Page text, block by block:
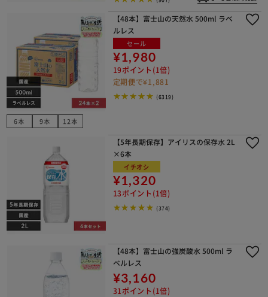
6本 9本 12本
【48本】富士山の天然水 500ml ラベ
ルレス
セール
¥1,980
19ポイント(1倍)
定期便で¥1,881
(6319)
【5年長期保存】アイリスの保存水 2L
×6本
イチオシ
¥1,320
13ポイント(1倍)
(374)
【48本】富士山の強炭酸水 500ml ラ
ベルレス
¥3,160
31ポイント(1倍)